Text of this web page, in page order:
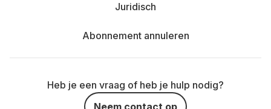
Juridisch
Abonnement annuleren
Heb je een vraag of heb je hulp nodig?
Neem contact op